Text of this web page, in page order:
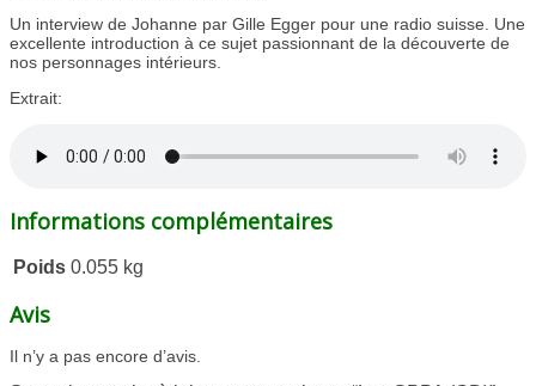
Un interview de Johanne par Gille Egger pour une radio suisse. Une
excellente introduction à ce sujet passionnant de la découverte de
nos personnages intérieurs.
Extrait:
Informations complémentaires
Poids 0.055 kg
Avis
Il n’y a pas encore d’avis.